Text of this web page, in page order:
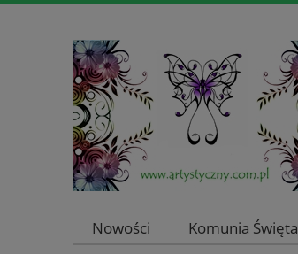
Nowości Komunia Święta